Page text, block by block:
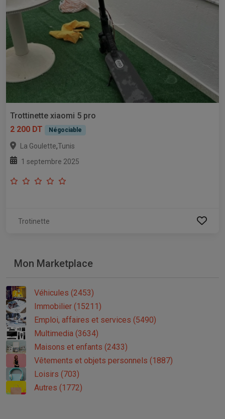
Trottinette xiaomi 5 pro
2 200 DT
Négociable
La Goulette,Tunis
1 septembre 2025
Trotinette
Mon Marketplace
Véhicules (2453)
Immobilier (15211)
Emploi, affaires et services (5490)
Multimedia (3634)
Maisons et enfants (2433)
Vêtements et objets personnels (1887)
Loisirs (703)
Autres (1772)